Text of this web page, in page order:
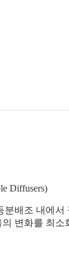
Diffusers)
배조 내에
변화를 최